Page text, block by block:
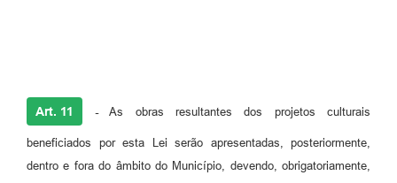
Art. 11 -As obras resultantes dos projetos culturais
beneficiados por esta Lei serão apresentadas, posteriormente,
dentro e fora do âmbito do Município, devendo, obrigatoriamente,